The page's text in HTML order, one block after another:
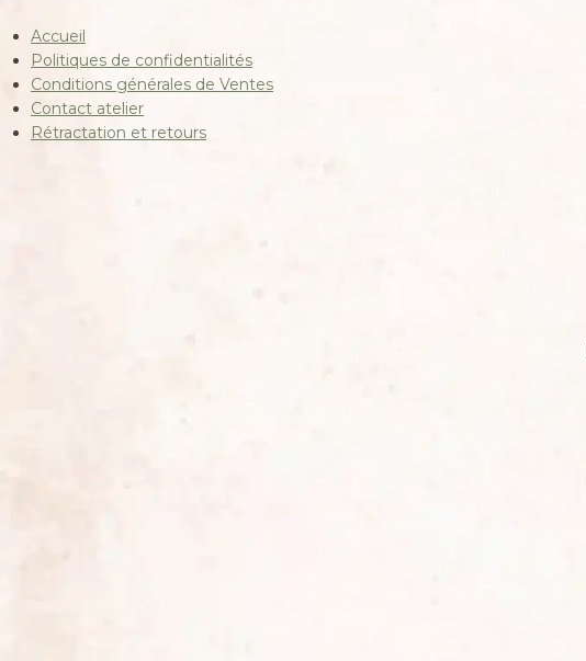
Accueil
Politiques de confidentialités
Conditions générales de Ventes
Contact atelier
Rétractation et retours